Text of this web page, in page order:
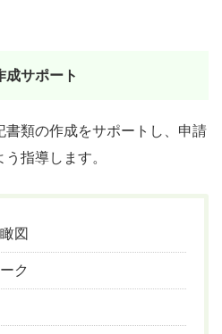
成サポート
類の作成をサポートし、申請
う指導します。
図
ク